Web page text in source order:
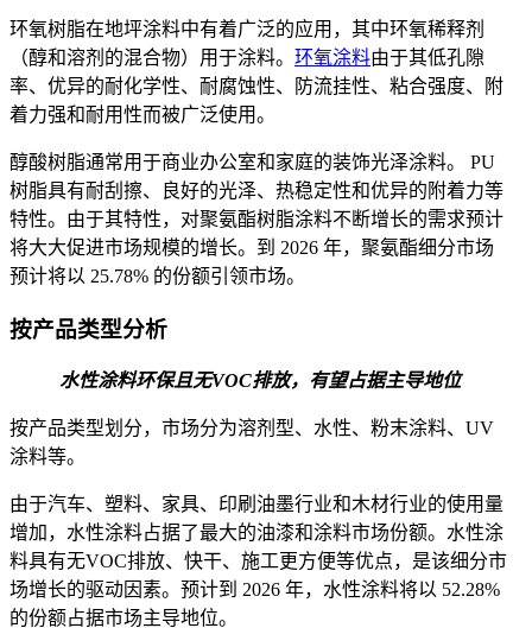
环氧树脂在地坪涂料中有着广泛的应用，其中环氧稀释剂
（醇和溶剂的混合物）用于涂料。 环氧涂料由于其低孔隙
率、优异的耐化学性、耐腐蚀性、防流挂性、粘合强度、附
着力强和耐用性而被广泛使用。
醇酸树脂通常用于商业办公室和家庭的装饰光泽涂料。 PU
树脂具有耐刮擦、良好的光泽、热稳定性和优异的附着力等
特性。由于其特性，对聚氨酯树脂涂料不断增长的需求预计
将大大促进市场规模的增长。到 2026 年，聚氨酯细分市场
预计将以 25.78% 的份额引领市场。
按产品类型分析
水性涂​​料环保且无VOC排放，有望占据主导地位
按产品类型划分，市场分为溶剂型、水性、粉末涂料、UV
涂料等。
由于汽车、塑料、家具、印刷油墨行业和木材行业的使用量
增加，水性涂料占据了最大的油漆和涂料市场份额。水性涂​​
料具有无VOC排放、快干、施工更方便等优点，是该细分市
场增长的驱动因素。预计到 2026 年，水性涂料将以 52.28%
的份额占据市场主导地位。